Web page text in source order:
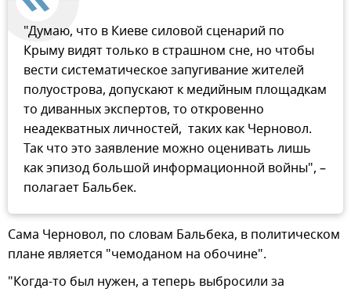
"Думаю, что в Киеве силовой сценарий по
Крыму видят только в страшном сне, но чтобы
вести систематическое запугивание жителей
полуострова, допускают к медийным площадкам
то диванных экспертов, то откровенно
неадекватных личностей, таких как Черновол.
Так что это заявление можно оценивать лишь
как эпизод большой информационной войны", –
полагает Бальбек.
Сама Черновол, по словам Бальбека, в политическом
плане является "чемоданом на обочине".
"Когда-то был нужен, а теперь выбросили за